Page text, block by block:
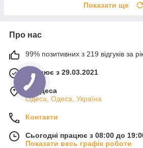
Показати ще
Про нас
99% позитивних з 219 відгуків за
Працює з 29.03.2021
м. Одеса
Одеса, Одеса, Україна
Контакти
Сьогодні працює з 08:00 до
Показати весь графік роботи